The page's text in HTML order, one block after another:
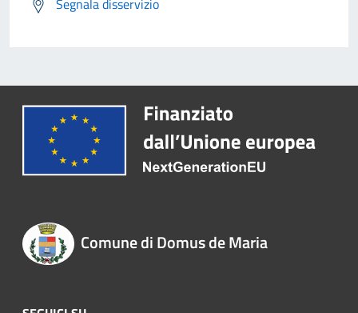
Segnala disservizio
Comune di Domus de Maria